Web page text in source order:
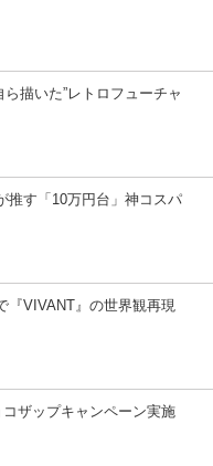
描いた”レトロフューチャ
推す「10万円台」神コスパ
『VIVANT』の世界観再現
コザップキャンペーン実施